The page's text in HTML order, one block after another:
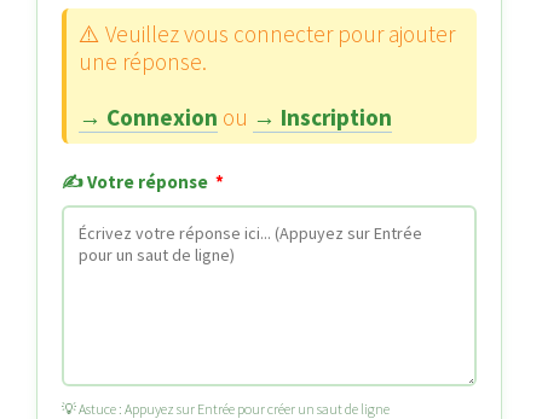
⚠️ Veuillez vous connecter pour ajouter
une réponse.
→ Connexion ou → Inscription
✍️ Votre réponse *
💡 Astuce : Appuyez sur Entrée pour créer un saut de ligne